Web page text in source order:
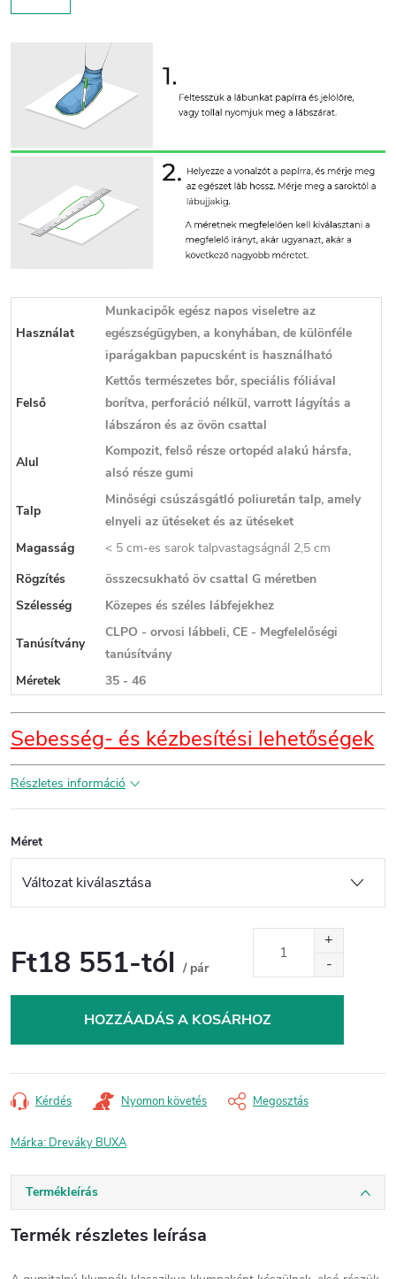
Használat
Munkacipők egész napos viseletre az
egészségügyben, a konyhában, de különféle
iparágakban papucsként is használható
Felső
Kettős természetes bőr, speciális fóliával
borítva, perforáció nélkül, varrott lágyítás a
lábszáron és az övön csattal
Alul
Kompozit, felső része ortopéd alakú hársfa,
alsó része gumi
Talp
Minőségi csúszásgátló poliuretán talp, amely
elnyeli az ütéseket és az ütéseket
Magasság
< 5 cm-es sarok talpvastagságnál 2,5 cm
Rögzítés
összecsukható öv csattal G méretben
Szélesség
Közepes és széles lábfejekhez
Tanúsítvány
CLPO - orvosi lábbeli, CE - Megfelelőségi
tanúsítvány
Méretek
35 - 46
Sebesség- és kézbesítési lehetőségek
Részletes információ
Méret
Ft18 551-tól / pár
HOZZÁADÁS A KOSÁRHOZ
Kérdés Nyomon követés Megosztás
Márka: Dreváky BUXA
Termékleírás
Termék részletes leírása